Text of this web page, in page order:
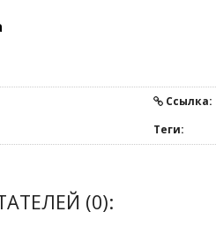
Ссылка:
Теги:
(0):